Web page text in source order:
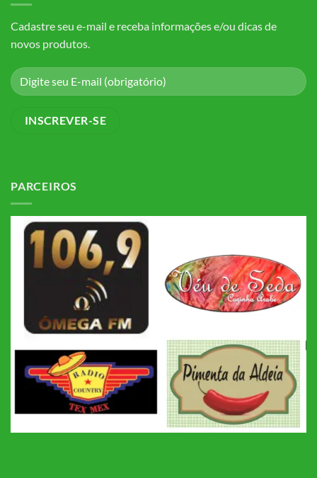
Cadastre seu e-mail e receba informações e/ou dicas de
novos produtos.
PARCEIROS